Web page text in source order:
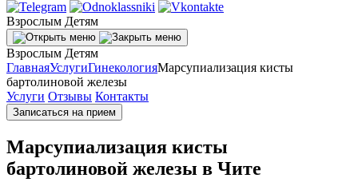
Взрослым Детям
Взрослым Детям
ГлавнаяУслугиГинекологияМарсупиализация кисты
бартолиновой железы
Услуги Отзывы Контакты
Записаться на прием
Марсупиализация кисты
бартолиновой железы в Чите